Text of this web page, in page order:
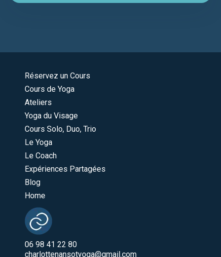
Réservez un Cours
Cours de Yoga
Ateliers
Yoga du Visage
Cours Solo, Duo, Trio
Le Yoga
Le Coach
Expériences Partagées
Blog
Home
06 98 41 22 80
charlottenansotyoga@gmail.com